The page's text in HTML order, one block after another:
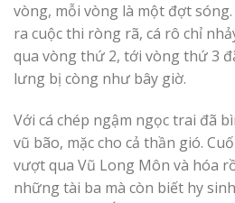
vòng, mỗi vòng là một đợt
ra cuộc thi ròng rã, cá rô chỉ
qua vòng thứ 2, tới vòng thứ 3
lưng bị còng như bây giờ.
Với cá chép ngậm ngọc trai đã
vũ bão, mặc cho cả thần gió.
vượt qua Vũ Long Môn và hóa
những tài ba mà còn biết hy